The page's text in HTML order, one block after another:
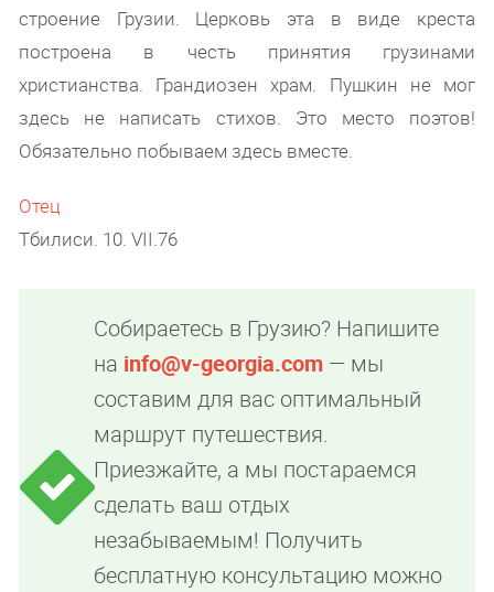
строение Грузии. Церковь эта в виде креста
построена в честь принятия грузинами
христианства. Грандиозен храм. Пушкин не мог
здесь не написать стихов. Это место поэтов!
Обязательно побываем здесь вместе.
Отец
Тбилиси. 10. VII.76
Собираетесь в Грузию? Напишите
на info@v-georgia.com — мы
составим для вас оптимальный
маршрут путешествия.
Приезжайте, а мы постараемся
сделать ваш отдых
незабываемым! Получить
бесплатную консультацию можно